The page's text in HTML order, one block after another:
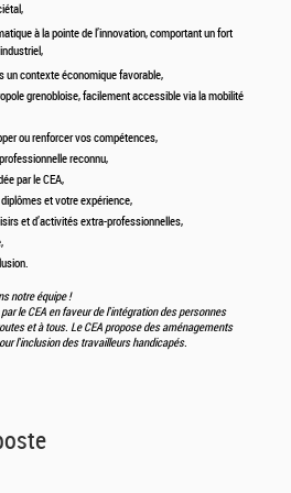
à la pointe de l’innovation, comportant un fort
un contexte économique favorable,
grenobloise, facilement accessible via la mobilité
ou renforcer vos compétences,
reconnu,
par le CEA,
et votre expérience,
et d’activités extra-professionnelles,
notre équipe !
le CEA en faveur de l'intégration des personnes
et à tous. Le CEA propose des aménagements
l'inclusion des travailleurs handicapés.